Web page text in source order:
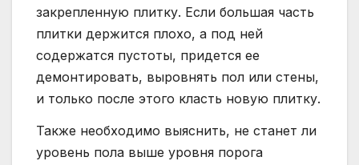
закрепленную плитку. Если большая часть
плитки держится плохо, а под ней
содержатся пустоты, придется ее
демонтировать, выровнять пол или стены,
и только после этого класть новую плитку.
Также необходимо выяснить, не станет ли
уровень пола выше уровня порога